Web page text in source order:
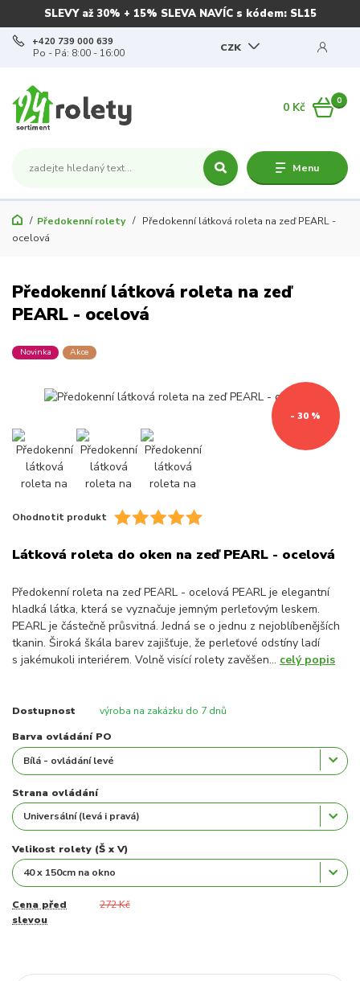
SLEVY až 30% + 15% SLEVA NAVÍC s kódem: SL15
Menu
CZK
+420 739 000 639
Po - Pá: 8:00 - 16:00
0
0 Kč
Předokenní rolety
Předokenní látková roleta na zeď PEARL -
ocelová
Předokenní látková roleta na zeď
PEARL - ocelová
Novinka Akce
- 30 %
Ohodnotit produkt
Látková roleta do oken na zeď PEARL - ocelová
Předokenní roleta na zeď PEARL - ocelová PEARL je elegantní
hladká látka, která se vyznačuje jemným perleťovým leskem.
PEARL je částečně průsvitná. Jedná se o jednu z nejoblíbenějších
tkanin. Široká škála barev zajišťuje, že perleťové odstíny ladí
s jakémukoli interiérem. Volně visící rolety zavěšen... celý popis
Dostupnost výroba na zakázku do 7 dnů
Barva ovládání PO
Strana ovládání
Velikost rolety (Š x V)
Cena před
slevou
272 Kč